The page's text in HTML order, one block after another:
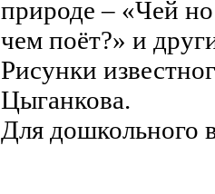
природе – «Чей
чем поёт?» и
Рисунки
Цыганкова.
Для дошкольного